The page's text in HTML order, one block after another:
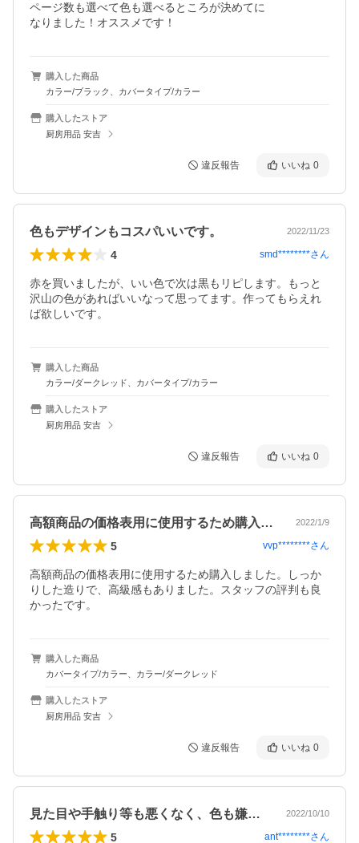
ページ数も選べて色も選べるところが決めてに
なりました！オススメです！
購入した商品
カラー/ブラック、カバータイプ/カラー
購入したストア
厨房用品 安吉
違反報告 いいね 0
色もデザインもコスパいいです。 2022/11/23
4 smd********さん
赤を買いましたが、いい色で次は黒もリピします。もっと
沢山の色があればいいなって思ってます。作ってもらえれ
ば欲しいです。
購入した商品
カラー/ダークレッド、カバータイプ/カラー
購入したストア
厨房用品 安吉
違反報告 いいね 0
高額商品の価格表用に使用するため購入し… 2022/1/9
5 vvp********さん
高額商品の価格表用に使用するため購入しました。しっか
りした造りで、高級感もありました。スタッフの評判も良
かったです。
購入した商品
カバータイプ/カラー、カラー/ダークレッド
購入したストア
厨房用品 安吉
違反報告 いいね 0
見た目や手触り等も悪くなく、色も嫌味が… 2022/10/10
5 ant********さん